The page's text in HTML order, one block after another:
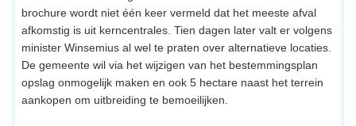
brochure wordt niet één keer vermeld dat het meeste afval
afkomstig is uit kerncentrales. Tien dagen later valt er volgens
minister Winsemius al wel te praten over alternatieve locaties.
De gemeente wil via het wijzigen van het bestemmingsplan
opslag onmogelijk maken en ook 5 hectare naast het terrein
aankopen om uitbreiding te bemoeilijken.